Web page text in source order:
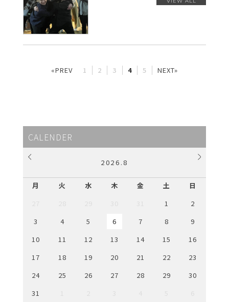
«PREV 1 2 3 4 5 NEXT»
CALENDER
2026 .8
月 火 水 木 金 土
日
1
2
3
4 5 6 7 8
9
10
11 12 13 14 15
16
17
18 19 20 21 22
23
24
25 26 27 28 29
30
31